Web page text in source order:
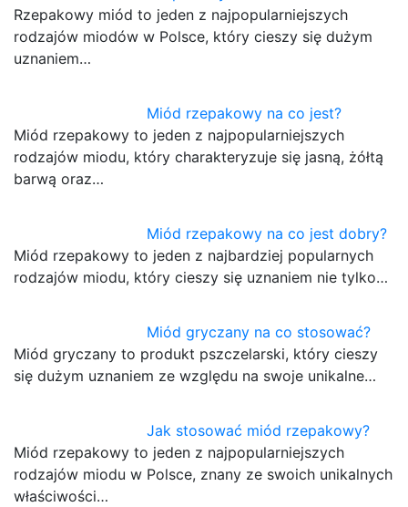
Rzepakowy miód to jeden z najpopularniejszych
rodzajów miodów w Polsce, który cieszy się dużym
uznaniem…
Miód rzepakowy na co jest?
Miód rzepakowy to jeden z najpopularniejszych
rodzajów miodu, który charakteryzuje się jasną, żółtą
barwą oraz…
Miód rzepakowy na co jest dobry?
Miód rzepakowy to jeden z najbardziej popularnych
rodzajów miodu, który cieszy się uznaniem nie tylko…
Miód gryczany na co stosować?
Miód gryczany to produkt pszczelarski, który cieszy
się dużym uznaniem ze względu na swoje unikalne…
Jak stosować miód rzepakowy?
Miód rzepakowy to jeden z najpopularniejszych
rodzajów miodu w Polsce, znany ze swoich unikalnych
właściwości…